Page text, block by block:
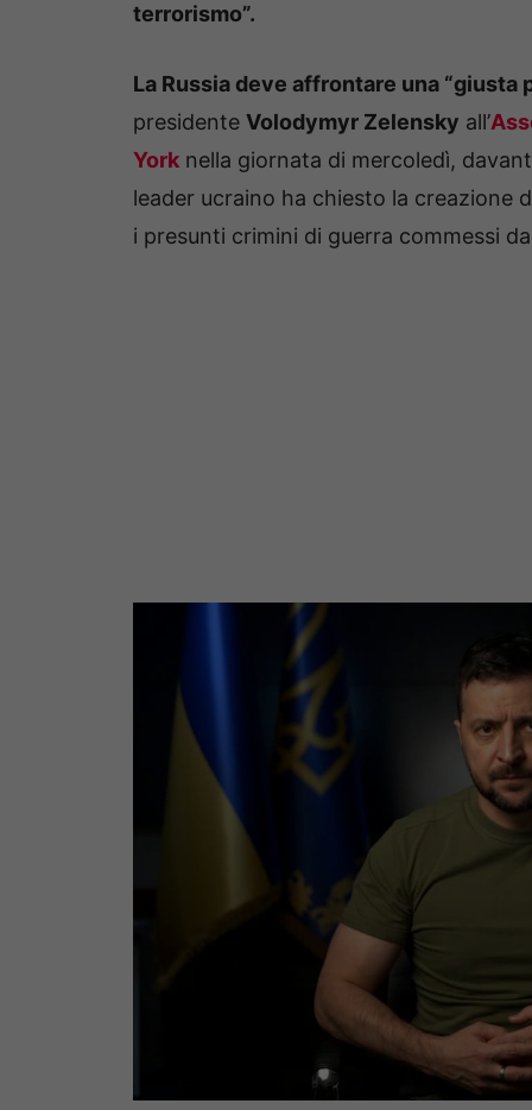
terrorismo”.
La Russia deve affrontare una “giusta
presidente Volodymyr Zelensky all’
York nella giornata di mercoledì,
leader ucraino ha chiesto la creazione
i presunti crimini di guerra commessi